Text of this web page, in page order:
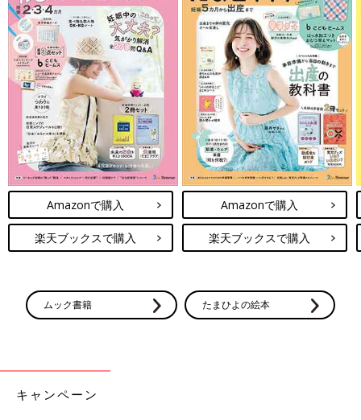
Amazonで購入
楽天ブックスで購入
Amazonで購入
楽天ブックスで購入
ムック書籍 たまひよの絵本
キャンペーン